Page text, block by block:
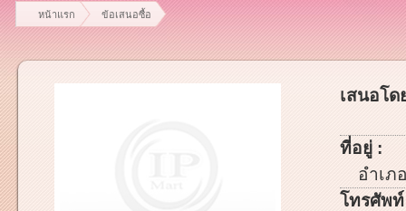
หน้าแรก ข้อเสนอซื้อ
เสนอโด
ที่อยู่ :
อำเภ
โทรศัพ